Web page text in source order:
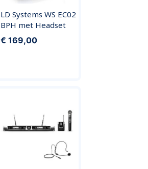
LD Systems WS EC02
BPH met Headset
€ 169,00